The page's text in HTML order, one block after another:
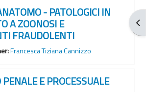
- PATOLOGICI IN
A ZOONOSI E
FRAUDOLENTI
Francesca Tiziana Cannizzo
E PROCESSUALE